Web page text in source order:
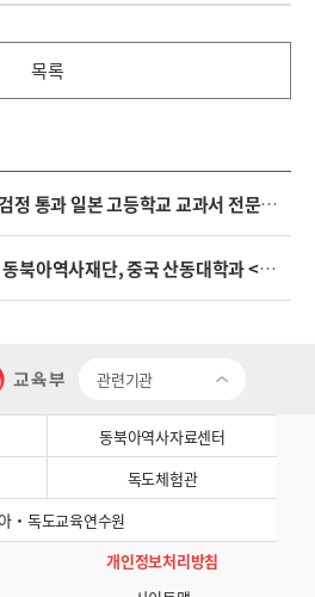
목록
일본 고등학교 교과서 전문가 긴급 분석 세미나 개최
, 중국 산동대학과 <동아시아와 제2차 세계대전> 국제학술회의 공동 개최
관련기관
동북아역사자료센터
독도체험관
·독도교육연수원
개인정보처리방침